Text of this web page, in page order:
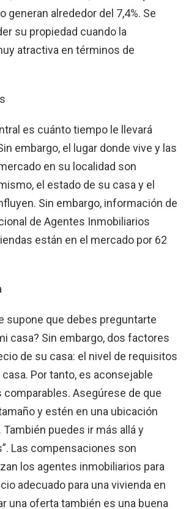
generan alrededor del 7,4%. Se
su propiedad cuando la
atractiva en términos de
es cuánto tiempo le llevará
embargo, el lugar donde vive y las
en su localidad son
el estado de su casa y el
Sin embargo, información de
de Agentes Inmobiliarios
están en el mercado por 62
supone que debes preguntarte
casa? Sin embargo, dos factores
de su casa: el nivel de requisitos
Por tanto, es aconsejable
Asegúrese de que
y estén en una ubicación
También puedes ir más allá y
Las compensaciones son
los agentes inmobiliarios para
adecuado para una vivienda en
una oferta también es una buena